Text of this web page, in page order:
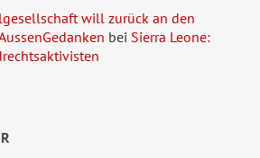
will zurück an den
bei Sierra Leone: